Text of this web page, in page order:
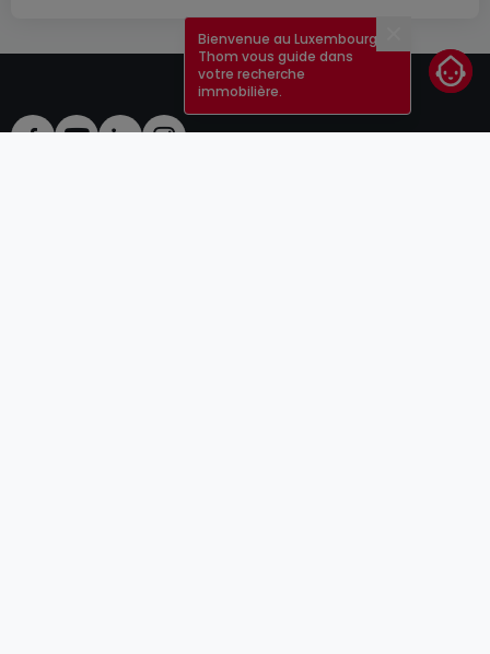
Fermer
Bienvenue au Luxembourg !
Thom vous guide dans
votre recherche
immobilière.